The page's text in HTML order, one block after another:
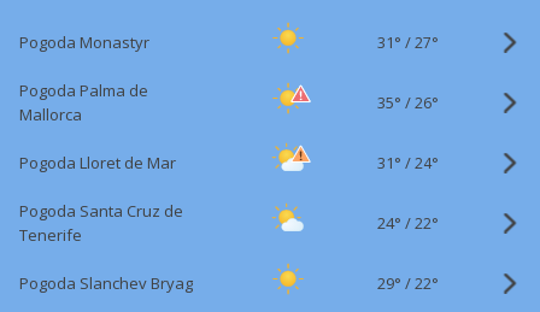
Pogoda Monastyr 31° /27°
Pogoda Palma de
Mallorca
35° /26°
Pogoda Lloret de Mar 31° /24°
Pogoda Santa Cruz de
Tenerife
24° /22°
Pogoda Slanchev Bryag 29° /22°